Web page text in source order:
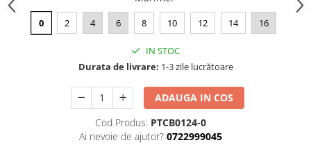
0 2 4 6 8 10 12 14 16
IN STOC
Durata de livrare: 1-3 zile lucrătoare
ADAUGA IN COS
Cod Produs: PTCB0124-0
Ai nevoie de ajutor? 0722999045